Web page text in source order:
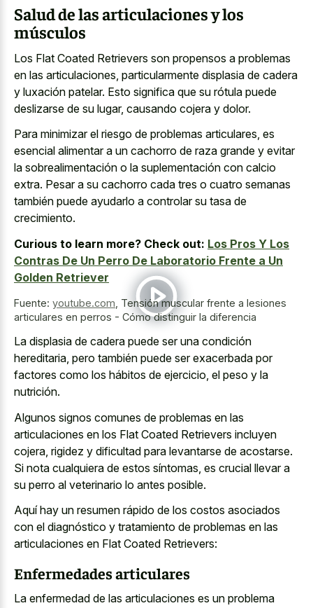
Salud de las articulaciones y los
músculos
Los Flat Coated Retrievers son propensos a problemas
en las articulaciones, particularmente displasia de cadera
y luxación patelar. Esto significa que su rótula puede
deslizarse de su lugar, causando cojera y dolor.
Para minimizar el riesgo de problemas articulares, es
esencial alimentar a un cachorro de raza grande y evitar
la sobrealimentación o la suplementación con calcio
extra. Pesar a su cachorro cada tres o cuatro semanas
también puede ayudarlo a controlar su tasa de
crecimiento.
Curious to learn more? Check out: Los Pros Y Los
Contras De Un Perro De Laboratorio Frente a Un
Golden Retriever
Fuente: youtube.com Tensión muscular frente a lesiones
articulares en perros - Cómo distinguir la diferencia
La displasia de cadera puede ser una condición
hereditaria, pero también puede ser exacerbada por
factores como los hábitos de ejercicio, el peso y la
nutrición.
Algunos signos comunes de problemas en las
articulaciones en los Flat Coated Retrievers incluyen
cojera, rigidez y dificultad para levantarse de acostarse.
Si nota cualquiera de estos síntomas, es crucial llevar a
su perro al veterinario lo antes posible.
Aquí hay un resumen rápido de los costos asociados
con el diagnóstico y tratamiento de problemas en las
articulaciones en Flat Coated Retrievers:
Enfermedades articulares
La enfermedad de las articulaciones es un problema